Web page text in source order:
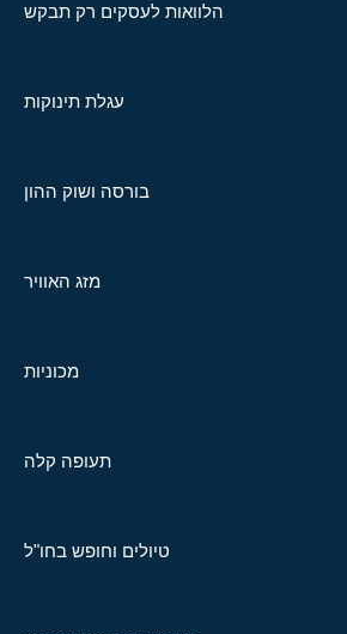
הלוואות לעסקים רק תבקש
עגלת תינוקות
בורסה ושוק ההון
מזג האוויר
מכוניות
תעופה קלה
טיולים וחופש בחו"ל